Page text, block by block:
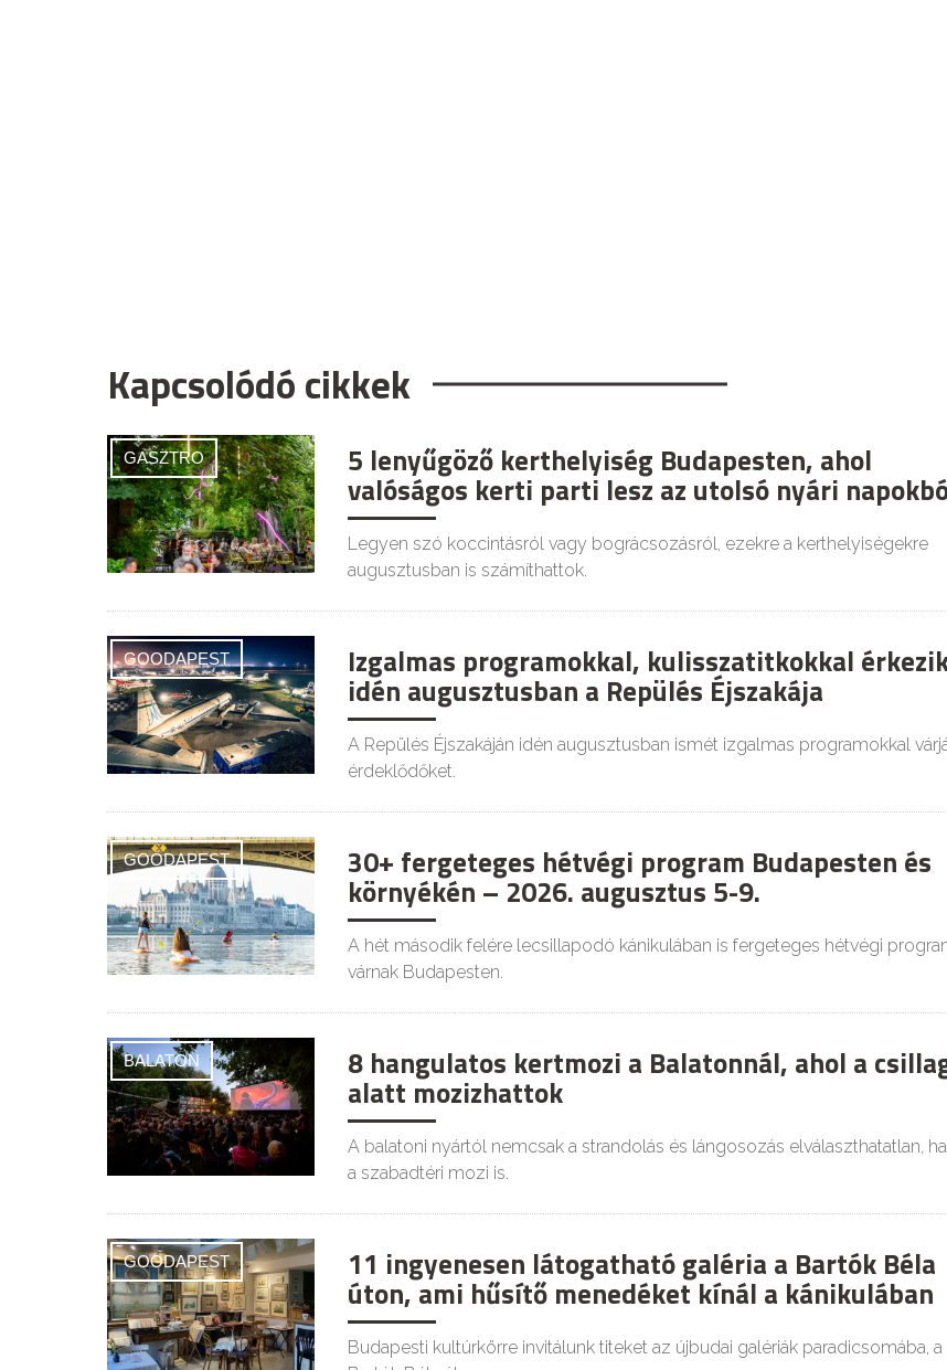
Kapcsolódó cikkek
GASZTRO 5 lenyűgöző kerthelyiség Budapesten, ahol
valóságos kerti parti lesz az utolsó nyári
Legyen szó koccintásról vagy bográcsozásról, ezekre a kerthelyiségekre
augusztusban is számíthattok.
GOODAPEST Izgalmas programokkal, kulisszatitkokkal
idén augusztusban a Repülés Éjszakája
A Repülés Éjszakáján idén augusztusban ismét izgalmas programokkal
érdeklődőket.
GOODAPEST 30+ fergeteges hétvégi program Budapesten és
környékén – 2026. augusztus 5-9.
A hét második felére lecsillapodó kánikulában is fergeteges hétvégi
várnak Budapesten.
BALATON 8 hangulatos kertmozi a Balatonnál, ahol a
alatt mozizhattok
A balatoni nyártól nemcsak a strandolás és lángosozás elválaszthatatlan,
a szabadtéri mozi is.
GOODAPEST 11 ingyenesen látogatható galéria a Bartók Béla
úton, ami hűsítő menedéket kínál a kánikulában
Budapesti kultúrkörre invitálunk titeket az újbudai galériák paradicsomába, a